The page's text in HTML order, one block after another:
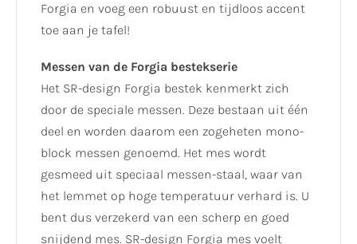
Forgia en voeg een robuust en tijdloos accent
toe aan je tafel!
Messen van de Forgia bestekserie
Het SR-design Forgia bestek kenmerkt zich
door de speciale messen. Deze bestaan uit één
deel en worden daarom een zogeheten mono-
block messen genoemd. Het mes wordt
gesmeed uit speciaal messen-staal, waar van
het lemmet op hoge temperatuur verhard is. U
bent dus verzekerd van een scherp en goed
snijdend mes. SR-design Forgia mes voelt